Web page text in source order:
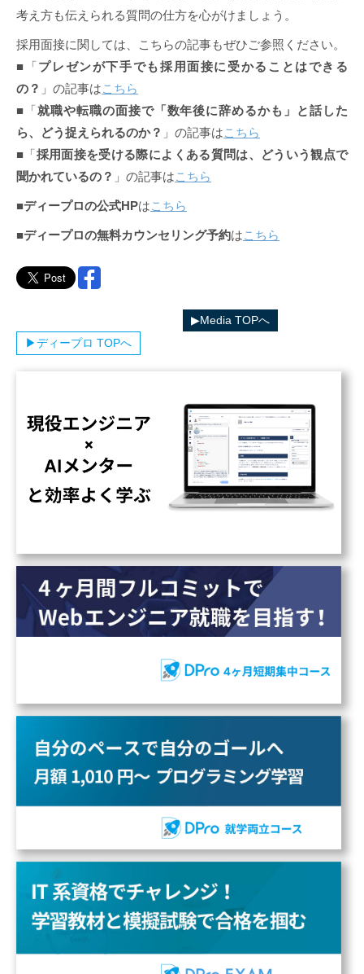
考え方も伝えられる質問の仕方を心がけましょう。
採用面接に関しては、こちらの記事もぜひご参照ください。
■「プレゼンが下手でも採用面接に受かることはできる
の？ 」の記事はこちら
■「就職や転職の面接で「数年後に辞めるかも」と話した
ら、どう捉えられるのか？ 」の記事はこちら
■「採用面接を受ける際によくある質問は、どういう観点で
聞かれているの？ 」の記事はこちら
■ディープロの公式HPはこちら
■ディープロの無料カウンセリング予約はこちら
▶︎Media TOPへ
▶︎ディープロ TOPへ